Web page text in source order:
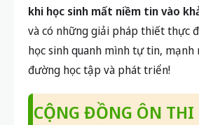
khi học sinh mất niềm tin vào
và có những giải pháp thiết thực
học sinh quanh mình tự tin,
đường học tập và phát triển!
CỘNG ĐỒNG ÔN THI